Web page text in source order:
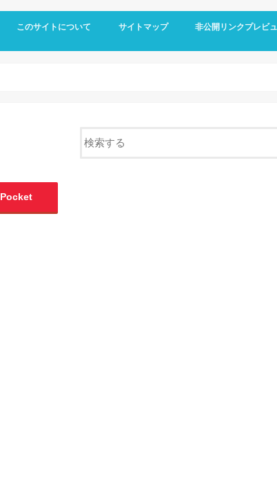
このサイトについて サイトマップ 非公開リンクプレビ
Pocket